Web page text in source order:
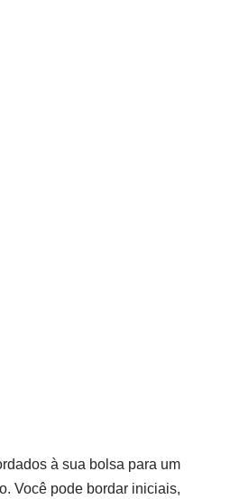
à sua bolsa para um
Você pode bordar iniciais,